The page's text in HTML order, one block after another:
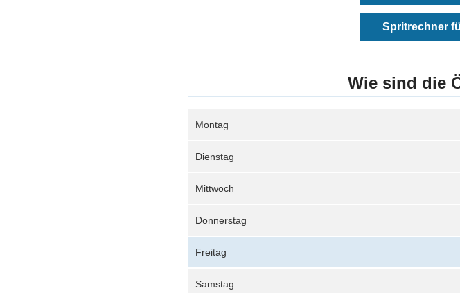
Spritrechner
Wie sind die
Montag
Dienstag
Mittwoch
Donnerstag
Freitag
Samstag